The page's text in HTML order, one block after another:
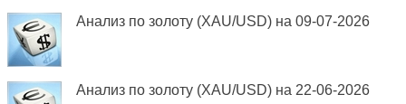
Анализ по золоту (XAU/USD) на 09-07-2026
Анализ по золоту (XAU/USD) на 22-06-2026